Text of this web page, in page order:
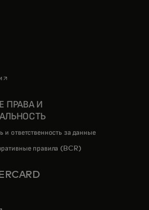
tab
opens in a new tab
ПРАВА И
и ответственность за данные
правила (BCR)
in a new tab